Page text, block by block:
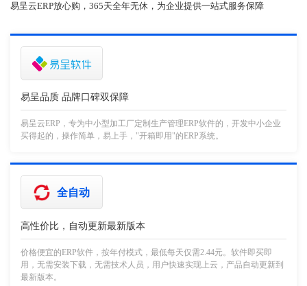
易呈云ERP放心购，365天全年无休，为企业提供一站式服务保障
易呈品质 品牌口碑双保障
易呈云ERP，专为中小型加工厂定制生产管理ERP软件的，开发中小企业
买得起的，操作简单，易上手，"开箱即用"的ERP系统。
全自动
高性价比，自动更新最新版本
价格便宜的ERP软件，按年付模式，最低每天仅需2.44元。软件即买即
用，无需安装下载，无需技术人员，用户快速实现上云，产品自动更新到
最新版本。